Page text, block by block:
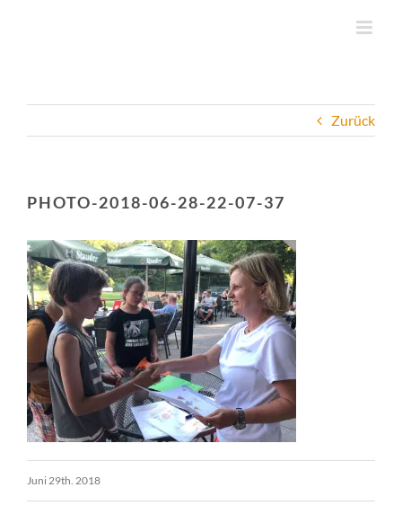
Zurück
PHOTO-2018-06-28-22-07-37
Juni 29th. 2018